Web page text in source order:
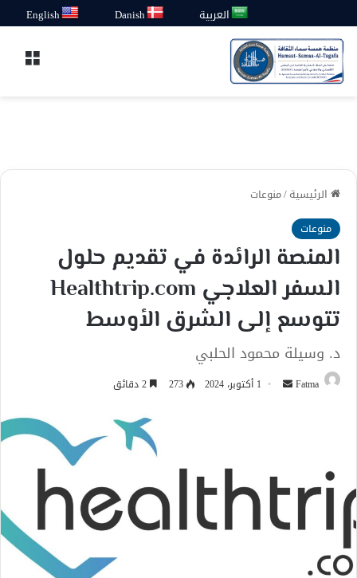
العربية Danish
English
الرئيسية/منوعات
منوعات
المنصة الرائدة في تقديم حلول
السفر العلاجي Healthtrip.com
تتوسع إلى الشرق الأوسط
د. وسيلة محمود الحلبي
Fatma
أرسل 1 أكتوبر، 2024 273